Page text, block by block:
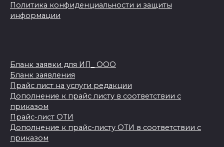
Политика конфиденциальности и защиты
информации
Бланк заявки для ИП_ ООО
Бланк заявления
Прайс лист на услуги редакции
Дополнение к прайс листу в соответствии с
приказом
Прайс-лист ОТИ
Дополнение к прайс-листу ОТИ в соответствии с
приказом